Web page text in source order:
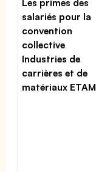
salariés pour la
convention
collective
Industries de
carrières et de
matériaux ETAM